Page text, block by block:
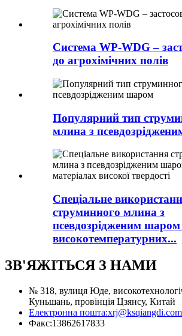
Система WP-WDG –
до агрохімічних полів
Популярний тип
млина з
Спеціальне
струминного млина з
псевдозрідженим
високотемпературних...
ЗВ'ЯЖІТЬСЯ З НАМИ
№ 318, вулиця Юде,
Куньшань, провінція Цзянсу, Китай
Електронна пошта:xrj@ksqiangdi.com
Факс:13862617833